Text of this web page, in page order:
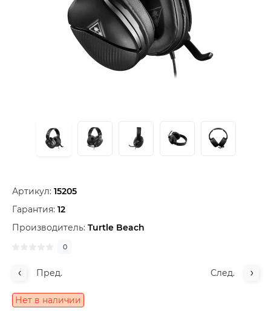
Артикул: 15205
Гарантия: 12
Производитель: Turtle Beach
0
Пред. След.
Нет в наличии